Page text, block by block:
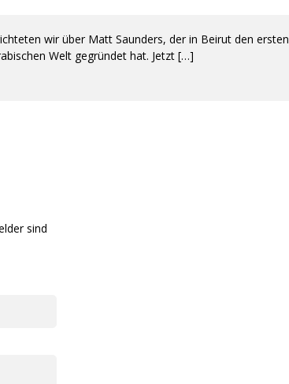
wir über Matt Saunders, der in Beirut den ersten
Welt gegründet hat. Jetzt […]
sind